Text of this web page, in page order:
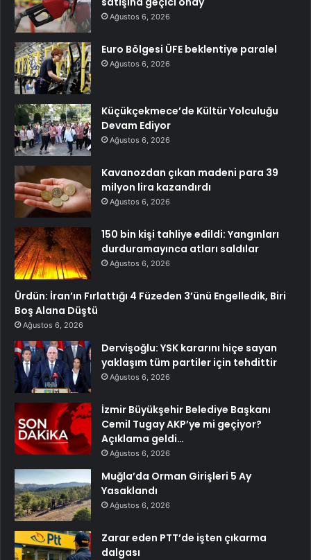
Ağustos 6, 2026
Euro Bölgesi ÜFE beklentiye paralel
Ağustos 6, 2026
Küçükçekmece’de Kültür Yolculuğu
Devam Ediyor
Ağustos 6, 2026
Kavanozdan çıkan madeni para 39
milyon lira kazandırdı
Ağustos 6, 2026
150 bin kişi tahliye edildi: Yangınları
durduramayınca atları saldılar
Ağustos 6, 2026
Ürdün: İran’ın Fırlattığı 4 Füzeden 3’ünü Engelledik, Biri
Boş Alana Düştü
Ağustos 6, 2026
Dervişoğlu: YSK kararını hiçe sayan
yaklaşım tüm partiler için tehdittir
Ağustos 6, 2026
İzmir Büyükşehir Belediye Başkanı
Cemil Tugay AKP’ye mi geçiyor?
Açıklama geldi…
Ağustos 6, 2026
Muğla’da Orman Girişleri 5 Ay
Yasaklandı
Ağustos 6, 2026
Zarar eden PTT’de işten çıkarma
dalgası